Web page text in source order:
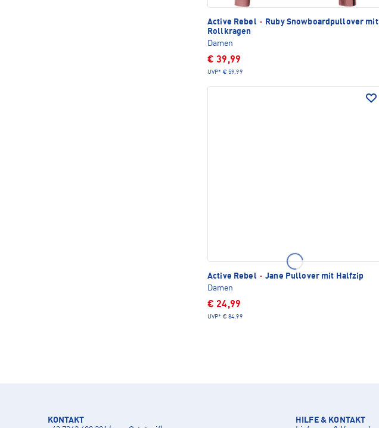
Active Rebel ·
Ruby Snowboardpullover mit
Rollkragen
Damen
€ 39,99
UVP* € 59,99
Active Rebel · Jane Pullover mit Halfzip
Damen
€ 24,99
UVP* € 84,99
KONTAKT
HILFE & KONTAKT